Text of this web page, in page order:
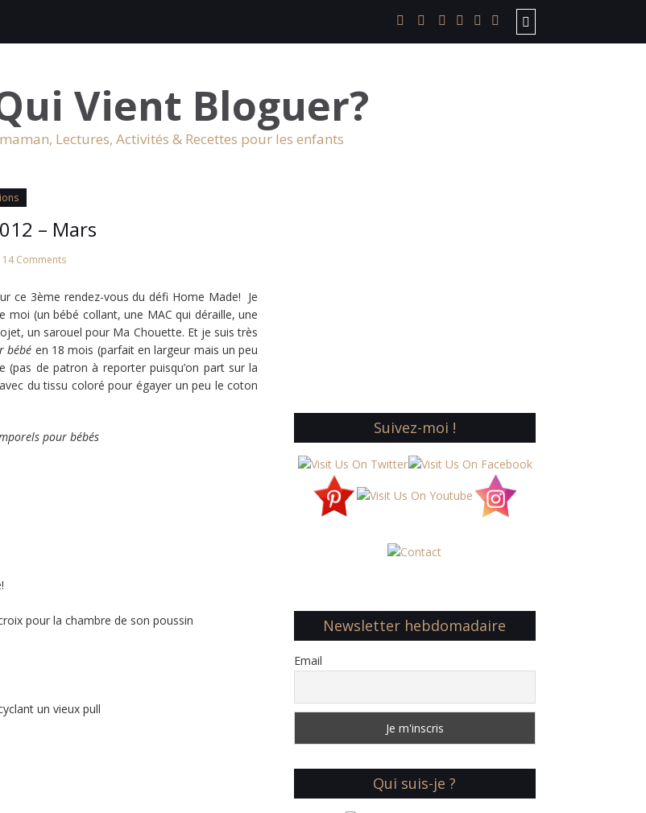
Vient Bloguer?
Lectures, Activités & Recettes pour les enfants
– Mars
14 Comments
ce 3ème rendez-vous du défi Home Made! Je
moi (un bébé collant, une MAC qui déraille, une
un sarouel pour Ma Chouette. Et je suis très
bébé en 18 mois (parfait en largeur mais un peu
de patron à reporter puisqu’on part sur la
du tissu coloré pour égayer un peu le coton
pour bébés
pour la chambre de son poussin
un vieux pull
Suivez-moi !
Newsletter hebdomadaire
Email
Qui suis-je ?